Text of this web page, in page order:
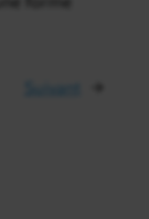
Suivant →